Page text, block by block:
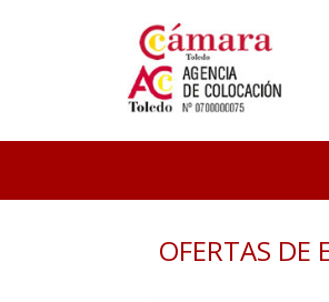
OFERTAS DE